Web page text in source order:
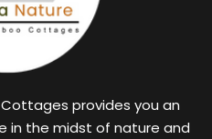
provides you an
in the midst of nature and